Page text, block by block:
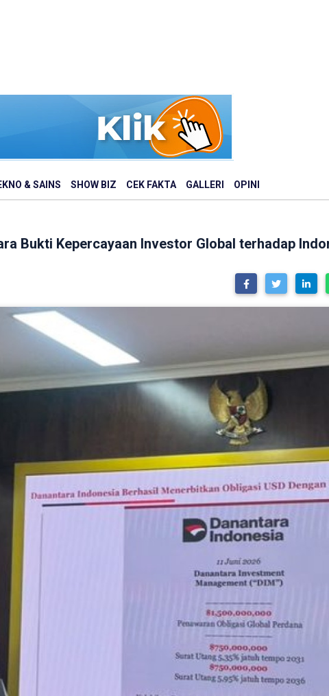
& SAINS SHOW BIZ CEK FAKTA GALLERI OPINI
Bukti Kepercayaan Investor Global terhadap